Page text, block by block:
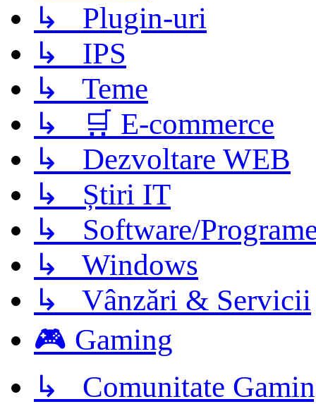
↳ Plugin-uri
↳ IPS
↳ Teme
↳ 🛒 E-commerce
↳ Dezvoltare WEB
↳ Știri IT
↳ Software/
↳ Windows
↳ Vânzări & Servicii
🎮 Gaming
↳ Comunitate